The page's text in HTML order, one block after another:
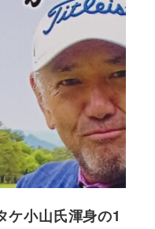
ケ小山氏渾身の1